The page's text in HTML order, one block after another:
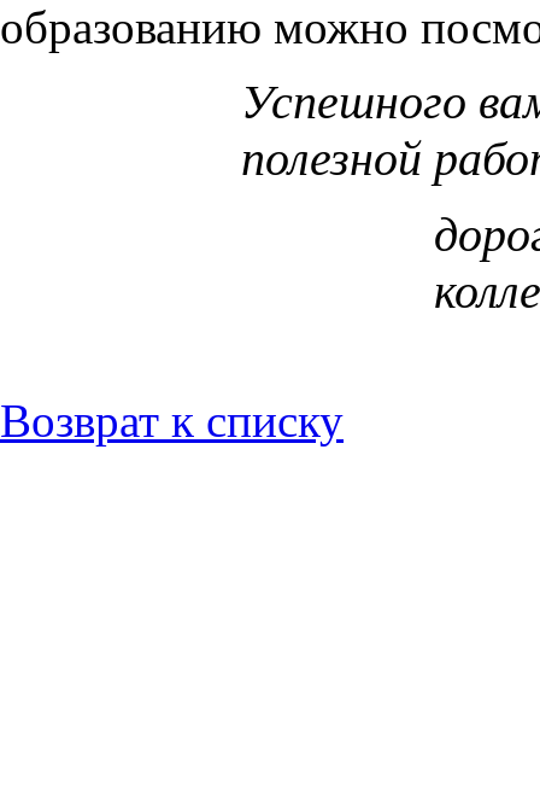
образованию можно
Успешного
полезной
Возврат к списку